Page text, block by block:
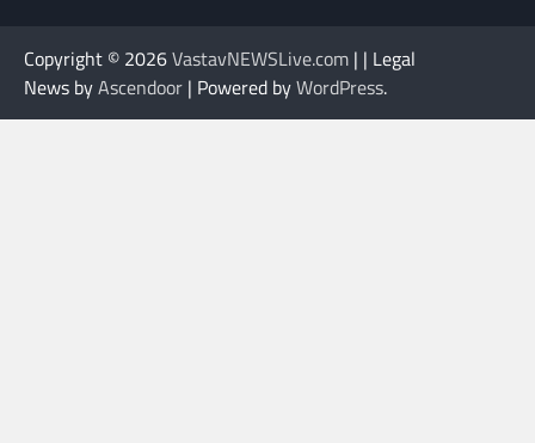
Copyright © 2026VastavNEWSLive.com | | Legal
News byAscendoor | Powered byWordPress.